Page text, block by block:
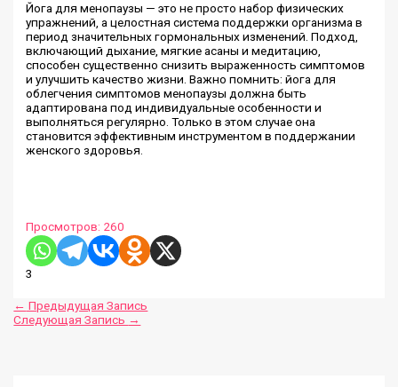
Йога для менопаузы — это не просто набор физических
упражнений, а целостная система поддержки организма в
период значительных гормональных изменений. Подход,
включающий дыхание, мягкие асаны и медитацию,
способен существенно снизить выраженность симптомов
и улучшить качество жизни. Важно помнить: йога для
облегчения симптомов менопаузы должна быть
адаптирована под индивидуальные особенности и
выполняться регулярно. Только в этом случае она
становится эффективным инструментом в поддержании
женского здоровья.
Просмотров: 260
3
← Предыдущая Запись
Следующая Запись →